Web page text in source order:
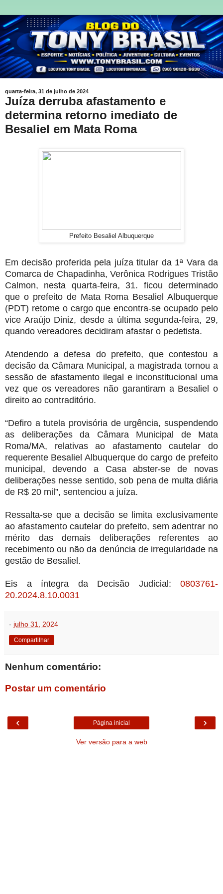
quarta-feira, 31 de julho de 2024
Juíza derruba afastamento e
determina retorno imediato de
Besaliel em Mata Roma
Prefeito Besaliel Albuquerque
Em decisão proferida pela juíza titular da 1ª Vara da
Comarca de Chapadinha, Verônica Rodrigues Tristão
Calmon, nesta quarta-feira, 31. ficou determinado
que o prefeito de Mata Roma Besaliel Albuquerque
(PDT) retome o cargo que encontra-se ocupado pelo
vice Araújo Diniz, desde a última segunda-feira, 29,
quando vereadores decidiram afastar o pedetista.
Atendendo a defesa do prefeito, que contestou a
decisão da Câmara Municipal, a magistrada tornou a
sessão de afastamento ilegal e inconstitucional uma
vez que os vereadores não garantiram a Besaliel o
direito ao contraditório.
“Defiro a tutela provisória de urgência, suspendendo
as deliberações da Câmara Municipal de Mata
Roma/MA, relativas ao afastamento cautelar do
requerente Besaliel Albuquerque do cargo de prefeito
municipal, devendo a Casa abster-se de novas
deliberações nesse sentido, sob pena de multa diária
de R$ 20 mil”, sentenciou a juíza.
Ressalta-se que a decisão se limita exclusivamente
ao afastamento cautelar do prefeito, sem adentrar no
mérito das demais deliberações referentes ao
recebimento ou não da denúncia de irregularidade na
gestão de Besaliel.
Eis a íntegra da Decisão Judicial: 0803761-
20.2024.8.10.0031
- julho 31, 2024
Compartilhar
Nenhum comentário:
Postar um comentário
‹ ›
Página inicial
Ver versão para a web